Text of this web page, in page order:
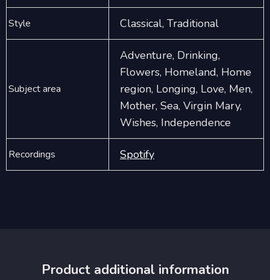
Style Classical, Traditional
Subject area
Adventure, Drinking,
Flowers, Homeland, Home
region, Longing, Love, Men,
Mother, Sea, Virgin Mary,
Wishes, Independence
Recordings Spotify
Product additional information